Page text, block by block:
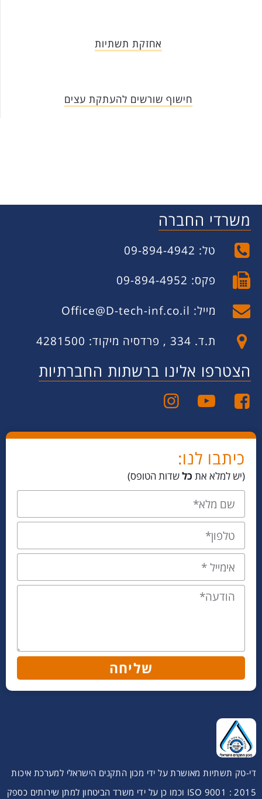
אחזקת תשתיות
חישוף שורשים להעתקת עצים
משרדי החברה
טל: 09-894-4942
פקס: 09-894-4952
מייל: Office@D-tech-inf.co.il
ת.ד. 334 , פרדסיה מיקוד: 4281500
הצטרפו אלינו ברשתות החברתיות
כיתבו לנו:
(יש למלא את כלשדות הטופס)
שליחה
די-טק תשתיות מאושרת על ידי מכון התקנים הישראלי למערכת איכות
ISO 9001 : 2015 וכמו כן על ידי משרד הביטחון למתן שירותים כספק